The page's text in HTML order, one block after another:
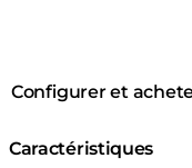
Configurer et
Caractéristiques